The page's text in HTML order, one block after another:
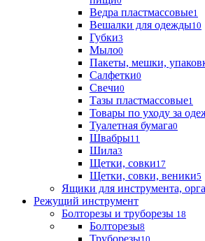
Ведра пластмассовые1
Вешалки для одежды10
Губки3
Мыло0
Пакеты, мешки,
Салфетки0
Свечи0
Тазы пластмассовые1
Товары по уходу за
Туалетная бумага0
Швабры11
Шила3
Щетки, совки17
Щетки, совки, веники5
Ящики для инструмента,
Режущий инструмент
Болторезы и труборезы 18
Болторезы8
Труборезы